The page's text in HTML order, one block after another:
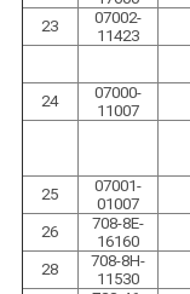
23
07002-
11423
24
07000-
11007
25
07001-
01007
26
708-8E-
16160
28
708-8H-
11530